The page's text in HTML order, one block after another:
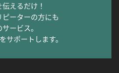
えるだけ！
ーターの方にも
ービス。
サポートします。